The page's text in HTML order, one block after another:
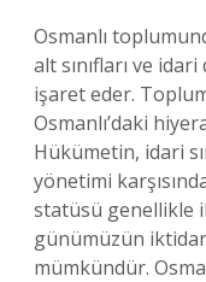
Osmanlı
alt sınıfları ve
işaret eder.
Osmanlı’daki
Hükümetin, idari
yönetimi
statüsü genellikle
günümüzün
mümkündür.